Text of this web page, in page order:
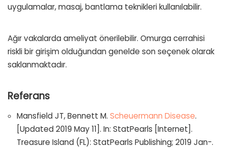
uygulamalar, masaj, bantlama teknikleri kullanılabilir.
Ağır vakalarda ameliyat önerilebilir. Omurga cerrahisi
riskli bir girişim olduğundan genelde son seçenek olarak
saklanmaktadır.
Referans
Mansfield JT, Bennett M. Scheuermann Disease.
[Updated 2019 May 11]. In: StatPearls [Internet].
Treasure Island (FL): StatPearls Publishing; 2019 Jan-.